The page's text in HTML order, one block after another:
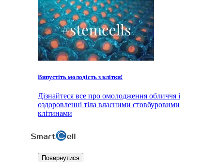
Випустіть молодість з клітки!
Дізнайтеся все про омолодження обличчя і
оздоровленні тіла власними стовбуровими
клітинами
Повернутися